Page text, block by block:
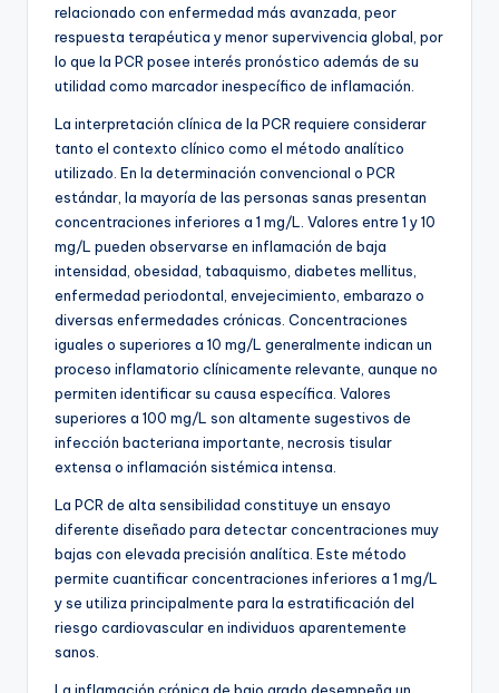
relacionado con enfermedad más avanzada, peor
respuesta terapéutica y menor supervivencia global, por
lo que la PCR posee interés pronóstico además de su
utilidad como marcador inespecífico de inflamación.
La interpretación clínica de la PCR requiere considerar
tanto el contexto clínico como el método analítico
utilizado. En la determinación convencional o PCR
estándar, la mayoría de las personas sanas presentan
concentraciones inferiores a 1 mg/L. Valores entre 1 y 10
mg/L pueden observarse en inflamación de baja
intensidad, obesidad, tabaquismo, diabetes mellitus,
enfermedad periodontal, envejecimiento, embarazo o
diversas enfermedades crónicas. Concentraciones
iguales o superiores a 10 mg/L generalmente indican un
proceso inflamatorio clínicamente relevante, aunque no
permiten identificar su causa específica. Valores
superiores a 100 mg/L son altamente sugestivos de
infección bacteriana importante, necrosis tisular
extensa o inflamación sistémica intensa.
La PCR de alta sensibilidad constituye un ensayo
diferente diseñado para detectar concentraciones muy
bajas con elevada precisión analítica. Este método
permite cuantificar concentraciones inferiores a 1 mg/L
y se utiliza principalmente para la estratificación del
riesgo cardiovascular en individuos aparentemente
sanos.